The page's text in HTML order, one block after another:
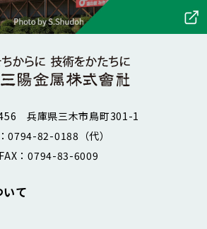
兵庫県三木市鳥町301-1
0794-82-0188（代）
FAX：0794-83-6009
て